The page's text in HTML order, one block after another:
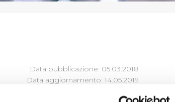
Data pubblicazione: 05.03.2018
Data aggiornamento: 14.05.2019